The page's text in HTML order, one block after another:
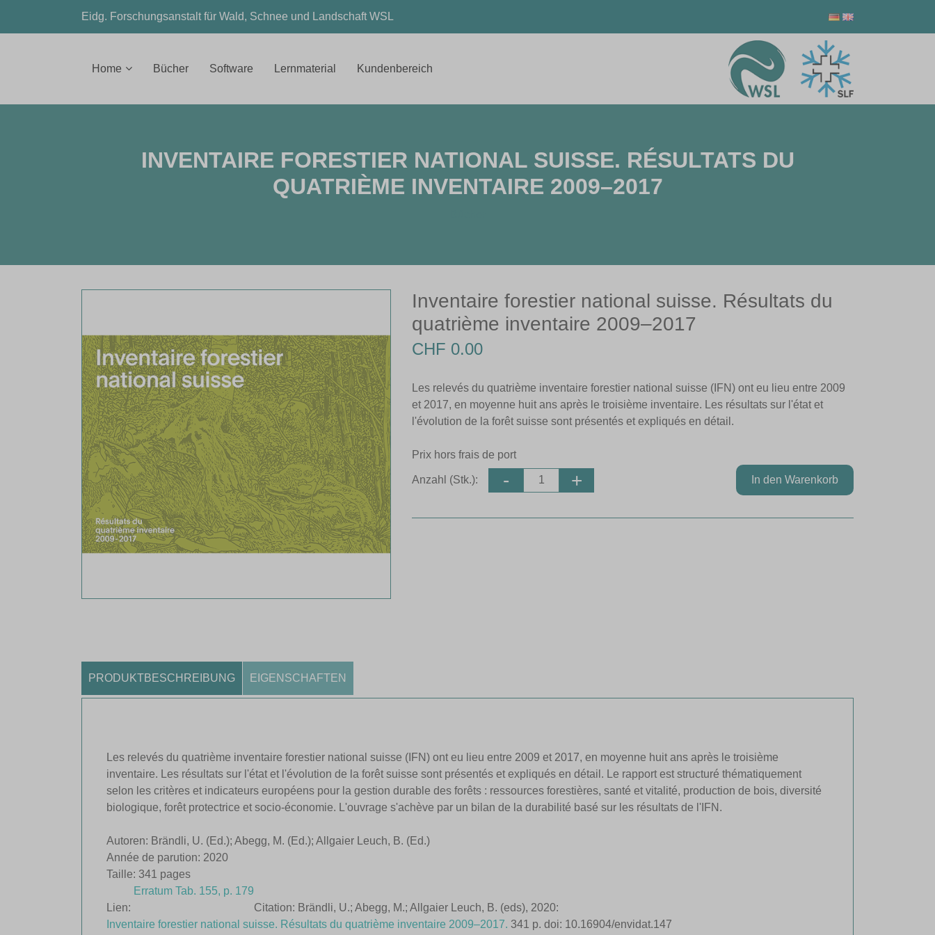
Eidg. Forschungsanstalt für Wald, Schnee und Landschaft WSL
Home Bücher Software Lernmaterial Kundenbereich
INVENTAIRE FORESTIER NATIONAL SUISSE. RÉSULTATS DU
QUATRIÈME INVENTAIRE 2009–2017
Inventaire forestier national suisse. Résultats du
quatrième inventaire 2009–2017
CHF 0.00
Les relevés du quatrième inventaire forestier national suisse (IFN) ont eu lieu entre 2009
et 2017, en moyenne huit ans après le troisième inventaire. Les résultats sur l'état et
l'évolution de la forêt suisse sont présentés et expliqués en détail.
Prix hors frais de port
Anzahl (Stk.):
PRODUKTBESCHREIBUNG EIGENSCHAFTEN
Les relevés du quatrième inventaire forestier national suisse (IFN) ont eu lieu entre 2009 et 2017, en moyenne huit ans après le troisième
inventaire. Les résultats sur l'état et l'évolution de la forêt suisse sont présentés et expliqués en détail. Le rapport est structuré thématiquement
selon les critères et indicateurs européens pour la gestion durable des forêts : ressources forestières, santé et vitalité, production de bois, diversité
biologique, forêt protectrice et socio-économie. L'ouvrage s'achève par un bilan de la durabilité basé sur les résultats de l'IFN.
Autoren: Brändli, U. (Ed.); Abegg, M. (Ed.); Allgaier Leuch, B. (Ed.)
Année de parution: 2020
Taille: 341 pages
Lien:
Erratum Tab. 155, p. 179
Citation: Brändli, U.; Abegg, M.; Allgaier Leuch, B. (eds), 2020:
Inventaire forestier national suisse. Résultats du quatrième inventaire 2009–2017. 341 p. doi: 10.16904/envidat.147